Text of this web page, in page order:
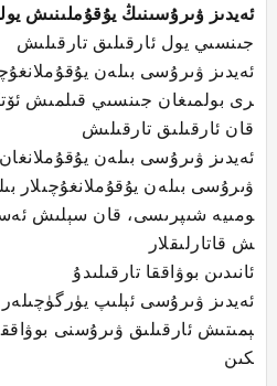
ئەيدىز ۋىرۇسىنىڭ يۇقۇملىنىش
جىنسىي يول ئارقىلىق تارقىلىش
ئەيدىز ۋىرۇسى بىلەن
رى بولمىغان جىنسىي قىلمىش
قان ئارقىلىق تارقىلىش
ئەيدىز ۋىرۇسى بىلەن
ۋىرۇسى بىلەن يۇقۇملانغۇچىلار
ومىيە شىپرىسى، قان سېلىش
ش قاتارلىقلار
ئانىدىن بوۋاققا تارقىلىدۇ
ئەيدىز ۋىرۇسى ئېلىپ
ېمىتىش ئارقىلىق ۋىرۇسنى
كىن